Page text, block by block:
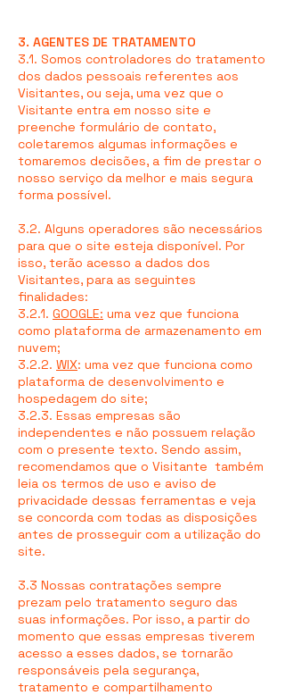
3. AGENTES DE TRATAMENTO
3.1. Somos controladores do tratamento
dos dados pessoais referentes aos
Visitantes, ou seja, uma vez que o
Visitante entra em nosso site e
preenche formulário de contato,
coletaremos algumas informações e
tomaremos decisões, a fim de prestar o
nosso serviço da melhor e mais segura
forma possível.
3.2. Alguns operadores são necessários
para que o site esteja disponível. Por
isso, terão acesso a dados dos
Visitantes, para as seguintes
finalidades:
3.2.1. GOOGLE: uma vez que funciona
como plataforma de armazenamento em
nuvem;
3.2.2. WIX: uma vez que funciona como
plataforma de desenvolvimento e
hospedagem do site;
3.2.3. Essas empresas são
independentes e não possuem relação
com o presente texto. Sendo assim,
recomendamos que o Visitante também
leia os termos de uso e aviso de
privacidade dessas ferramentas e veja
se concorda com todas as disposições
antes de prosseguir com a utilização do
site.
3.3 Nossas contratações sempre
prezam pelo tratamento seguro das
suas informações. Por isso, a partir do
momento que essas empresas tiverem
acesso a esses dados, se tornarão
responsáveis pela segurança,
tratamento e compartilhamento